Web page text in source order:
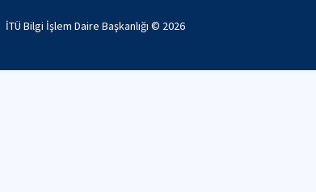
İTÜ Bilgi İşlem Daire Başkanlığı © 2026